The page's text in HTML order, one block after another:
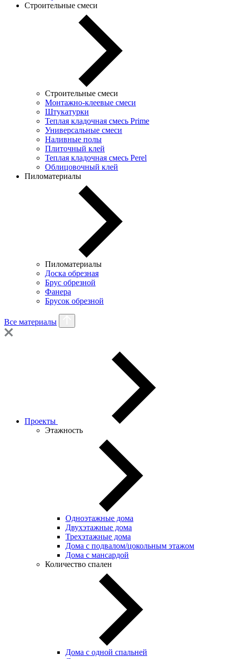
Строительные смеси
Строительные смеси
Монтажно-клеевые смеси
Штукатурки
Теплая кладочная смесь Prime
Универсальные смеси
Наливные полы
Плиточный клей
Теплая кладочная смесь Perel
Облицовочный клей
Пиломатериалы
Пиломатериалы
Доска обрезная
Брус обрезной
Фанера
Брусок обрезной
Все материалы
Проекты
Этажность
Одноэтажные дома
Двухэтажные дома
Трехэтажные дома
Дома с подвалом/цокольным этажом
Дома с мансардой
Количество спален
Дома с одной спальней